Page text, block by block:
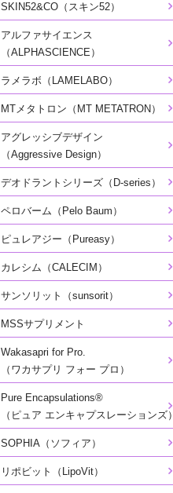
SKIN52&CO（スキン52）
アルファサイエンス
（ALPHASCIENCE）
ラメラボ（LAMELABO）
MTメタトロン（MT METATRON）
アグレッシブデザイン
（Aggressive Design）
デオドラントシリーズ（D-series）
ペロバーム（Pelo Baum）
ピュレアジー（Pureasy）
カレシム（CALECIM）
サンソリット（sunsorit）
MSSサプリメント
Wakasapri for Pro.
（ワカサプリ フォー プロ）
Pure Encapsulations®
（ピュア エンキャプスレーションズ）
SOPHIA（ソフィア）
リポビット（LipoVit）